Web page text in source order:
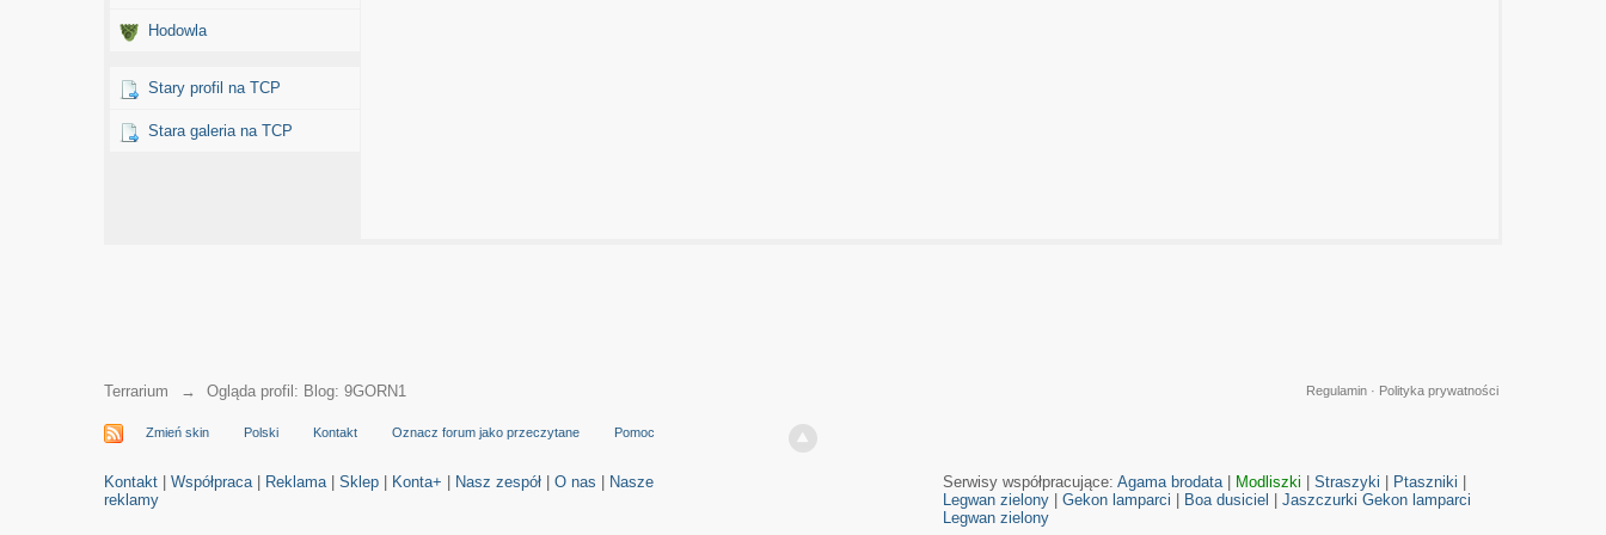
Hodowla
Stary profil na TCP
Stara galeria na TCP
Terrarium → Ogląda profil: Blog: 9GORN1 Polityka prywatności
Regulamin·
Zmień skin Polski Kontakt Oznacz forum jako przeczytane Pomoc
Kontakt |Współpraca| Reklama|Sklep Konta+ Nasz zespół |O nas
Nasze
reklamy
Serwisy współpracujące: Agama brodata| Modliszki Straszyki Ptaszniki
Legwan zielony| Gekon lamparci Boa dusiciel Jaszczurki Gekon lamparci
Legwan zielony